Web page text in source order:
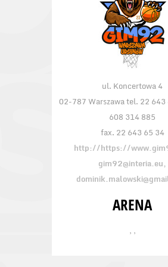
ul. Koncertowa 4
02-787 Warszawa tel. 22 643
608 314 885
fax. 22 643 65 34
http://https://
gim92@interia.eu,
ARENA
, ,